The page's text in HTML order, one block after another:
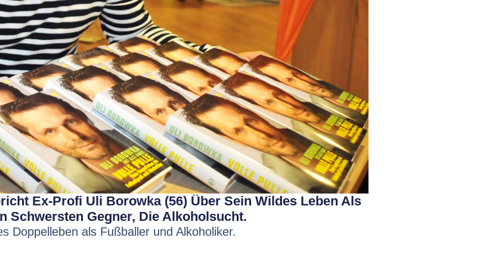
Ex-Profi Uli Borowka (56) Über Sein Wildes Leben Als
Schwersten Gegner, Die Alkoholsucht.
Doppelleben als Fußballer und Alkoholiker.